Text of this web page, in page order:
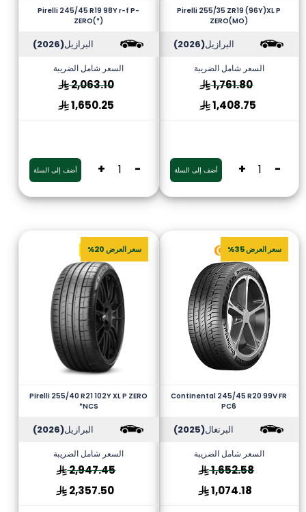
Pirelli 255/35 ZR19 (96Y)XL P
ZERO(MO)
البرازيل(2026)
السعر شامل الضريبة
1,761.80
1,408.75
-
+ أضف إلى السلة
Pirelli 245/45 R19 98Y r-f P-
ZERO(*)
البرازيل(2026)
السعر شامل الضريبة
2,063.10
1,650.25
-
+ أضف إلى السلة
سعر العرض 35%
Continental 245/45 R20 99V FR
PC6
البرتغال(2025)
السعر شامل الضريبة
1,652.58
1,074.18
سعر العرض 20%
Pirelli 255/40 R21 102Y XL P ZERO
*NCS
البرازيل(2026)
السعر شامل الضريبة
2,947.45
2,357.50